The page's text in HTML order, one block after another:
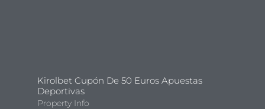
Kirolbet Cupón De 50 Euros Apuestas
Deportivas
Property Info